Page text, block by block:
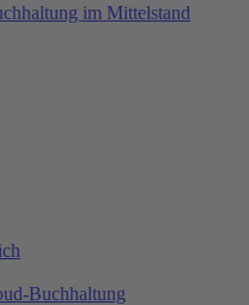
im Mittelstand
Buchhaltung